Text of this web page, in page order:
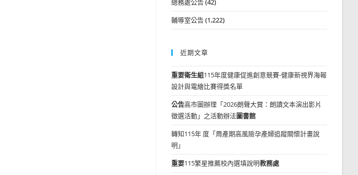
總務處公告(42)
輔導室公告(1,222)
近期文章
重要衛生組115年度健康促進創意競賽-健康新視界海報
設計與電繪比賽得獎名單
公告高市圖辦理「2026朗聲大賞：朗讀文本演出影片
徵選活動」之活動辦法圖書館
轉知115年 度「周產期高風險孕產婦追蹤關懷計畫說
明」
重要115繁星推薦校內選填說明教務處